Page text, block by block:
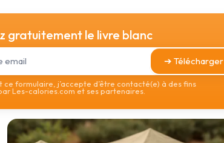
gratuitement le livre blanc
➔ Télécharger
ce formulaire, j’accepte d’être contacté(e) à des fins
Les-calories.com et ses partenaires.